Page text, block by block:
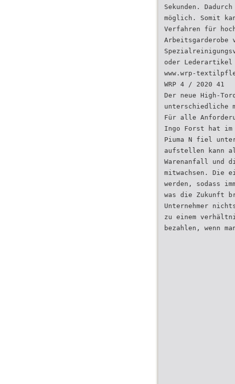
Sekunden.
möglich. Somit
Verfahren für
oder Lederartikel
www.wrp-
WRP 4 / 2020 41
Der neue High-
unterschiedliche
Für alle
Ingo Forst hat im
Piuma N fiel
aufstellen kann
Warenanfall und
mitwachsen. Die
werden, sodass
was die Zukunft
Unternehmer
zu einem
bezahlen, wenn